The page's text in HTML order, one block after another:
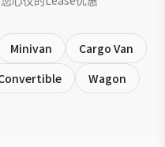
Minivan
Cargo Van
Wagon